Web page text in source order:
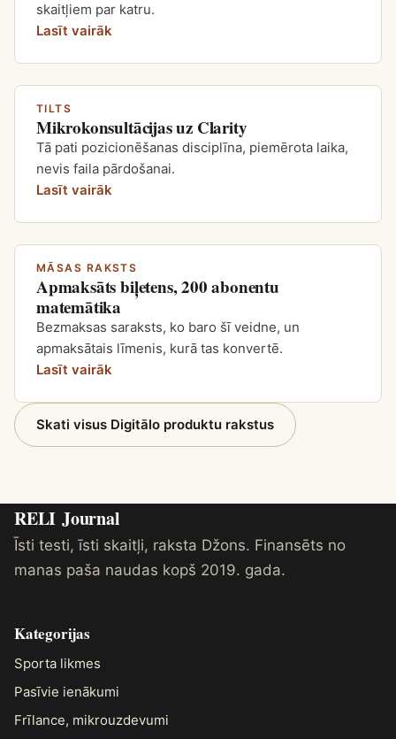
skaitļiem par katru.
Lasīt vairāk
TILTS
Mikrokonsultācijas uz Clarity
Tā pati pozicionēšanas disciplīna, piemērota laika,
nevis faila pārdošanai.
Lasīt vairāk
MĀSAS RAKSTS
Apmaksāts biļetens, 200 abonentu
matemātika
Bezmaksas saraksts, ko baro šī veidne, un
apmaksātais līmenis, kurā tas konvertē.
Lasīt vairāk
Skati visus Digitālo produktu rakstus
RELI Journal
Īsti testi, īsti skaitļi, raksta Džons. Finansēts no
manas paša naudas kopš 2019. gada.
Kategorijas
Sporta likmes
Pasīvie ienākumi
Frīlance, mikrouzdevumi